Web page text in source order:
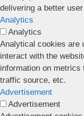
delivering a better
Analytics
Analytics
Analytical cookies are
interact with the
information on
traffic source, etc.
Advertisement
Advertisement